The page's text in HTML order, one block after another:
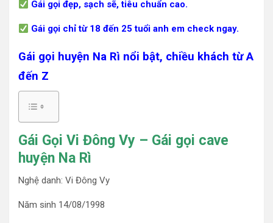
Gái gọi đẹp, sạch sẽ, tiêu chuẩn cao.
Gái gọi chỉ từ 18 đến 25 tuổi anh em check ngay.
Gái gọi huyện Na Rì nổi bật, chiều khách từ A
đến Z
Gái Gọi Vi Đông Vy – Gái gọi cave
huyện Na Rì
Nghệ danh: Vi Đông Vy
Năm sinh 14/08/1998